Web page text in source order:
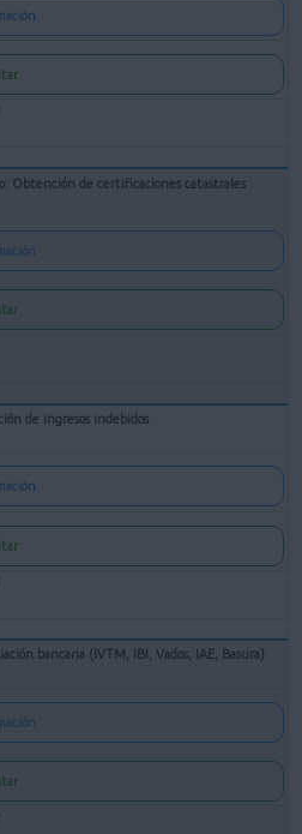
Obtención de certificaciones catastrales
de ingresos indebidos
bancaria (IVTM, IBI, Vados, IAE, Basura)